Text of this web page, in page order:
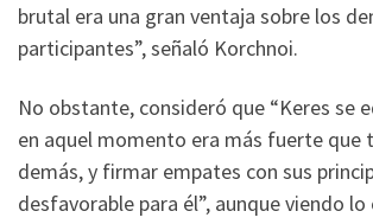
brutal era una gran ventaja sobre los
participantes”, señaló Korchnoi.
No obstante, consideró que “Keres se
en aquel momento era más fuerte que
demás, y firmar empates con sus
desfavorable para él”, aunque viendo